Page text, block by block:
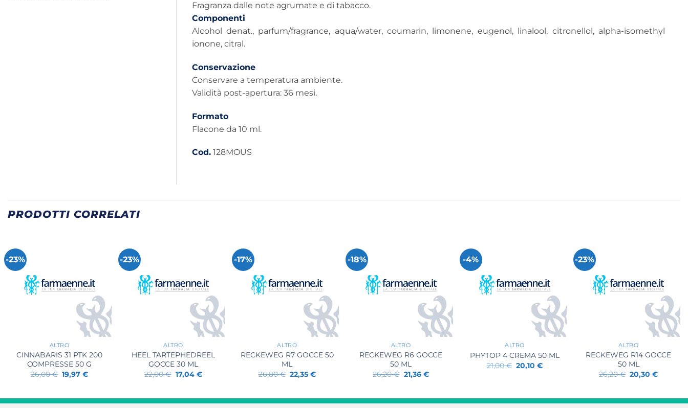
Fragranza dalle note agrumate e di tabacco.
Componenti
Alcohol denat., parfum/fragrance, aqua/water, coumarin, limonene, eugenol, linalool, citronellol, alpha-isomethyl
ionone, citral.
Conservazione
Conservare a temperatura ambiente.
Validità post-apertura: 36 mesi.
Formato
Flacone da 10 ml.
Cod.128MOUS
PRODOTTI CORRELATI
-23%
ALTRO
CINNABARIS 31 PTK 200
COMPRESSE 50 G
26,00€ Il
prezzo
26,00 €.
19,97€Il
19,97 €.
-23%
ALTRO
HEEL TARTEPHEDREEL
GOCCE 30 ML
22,00€ Il
prezzo
22,00 €.
17,04 €Il
17,04 €.
-17%
ALTRO
RECKEWEG R7 GOCCE 50
ML
26,80€ Il
prezzo
26,80 €.
22,35 €Il
22,35 €.
-18%
ALTRO
RECKEWEG R6 GOCCE
50 ML
26,20€ Il
prezzo
26,20 €.
21,36 €Il
21,36 €.
-4%
ALTRO
PHYTOP 4 CREMA 50 ML
21,00€ Il
prezzo
20,10€Il
-23%
ALTRO
RECKEWEG R14 GOCCE
50 ML
26,20€ Il
prezzo
26,20 €.
20,30€Il
20,30 €.